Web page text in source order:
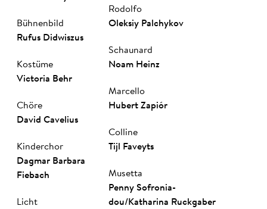
Bühnenbild
Ru­fus Did­wis­zus
Kostüme
Vic­to­ria Behr
Chöre
Da­vid Ca­ve­li­us
Kinderchor
Dag­mar Bar­ba­ra
Fie­bach
Licht
Rodolfo
Oleksiy Palchykov
Schaunard
No­am Heinz
Marcello
Hu­bert Za­piór
Colline
Tijl Fav­eyts
Musetta
Pen­ny So­fro­nia­
dou/ Katharina Ruckgaber